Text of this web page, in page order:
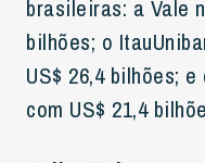
brasileiras: a Vale
bilhões; o
US$ 26,4 bilhões;
com US$ 21,4